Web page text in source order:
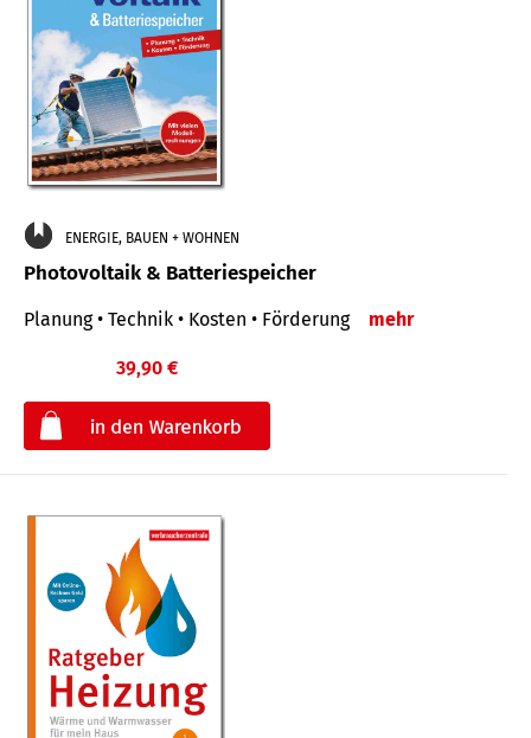
ENERGIE, BAUEN + WOHNEN
Photovoltaik & Batteriespeicher
Planung • Technik • Kosten • Förderung mehr
39,90 €